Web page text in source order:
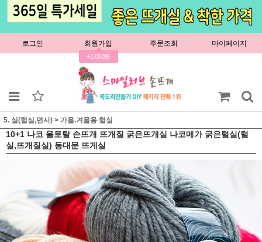
로그인 회원가입
+1,000원
주문조회 마이페이지
5. 실(털실,면사) > 가을.겨울용 털실
10+1 나코 울토탈 손뜨개 뜨개질 굵은뜨개실 나코메가 굵은털실(털
실,뜨개질실) 동대문 뜨게실